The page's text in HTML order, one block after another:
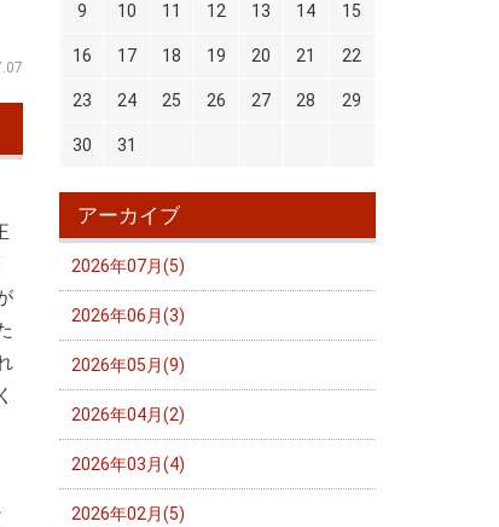
9 10 11 12 13 14 15
16 17 18 19 20 21 22
23 24 25 26 27 28 29
30 31
アーカイブ
2026年07月(5)
2026年06月(3)
2026年05月(9)
2026年04月(2)
2026年03月(4)
2026年02月(5)